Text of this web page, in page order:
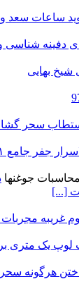
ساعات
دفینه شناسی
شیخ بهایی
سحر گشا
جفر جامع ۱و۲
[...]
غریبه مجربات
یک متری
هرگونه سحر